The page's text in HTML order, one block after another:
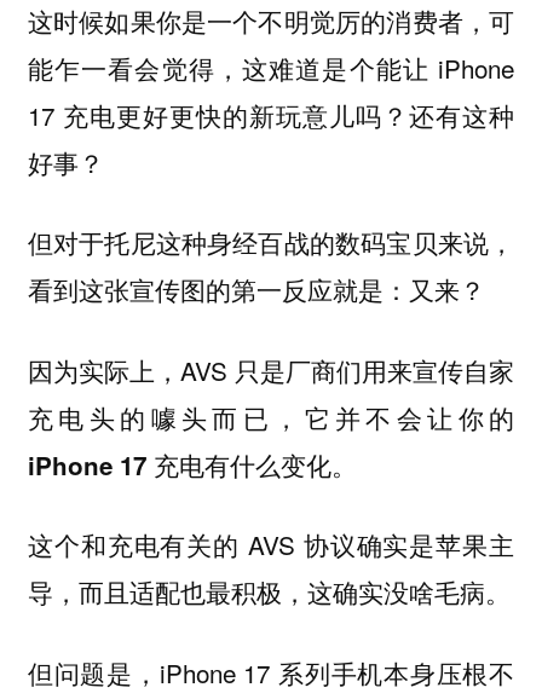
这时候如果你是一个不明觉厉的消费者，可
能乍一看会觉得，这难道是个能让 iPhone
17 充电更好更快的新玩意儿吗？还有这种
好事？
但对于托尼这种身经百战的数码宝贝来说，
看到这张宣传图的第一反应就是 ：又来？
因为实际上，AVS 只是厂商们用来宣传自家
充电头的噱头而已， 它并不会让你的
iPhone 17 充电有什么变化。
这个和充电有关的 AVS 协议确实是苹果主
导，而且适配也最积极，这确实没啥毛病。
但问题是，iPhone 17 系列手机本身压根不